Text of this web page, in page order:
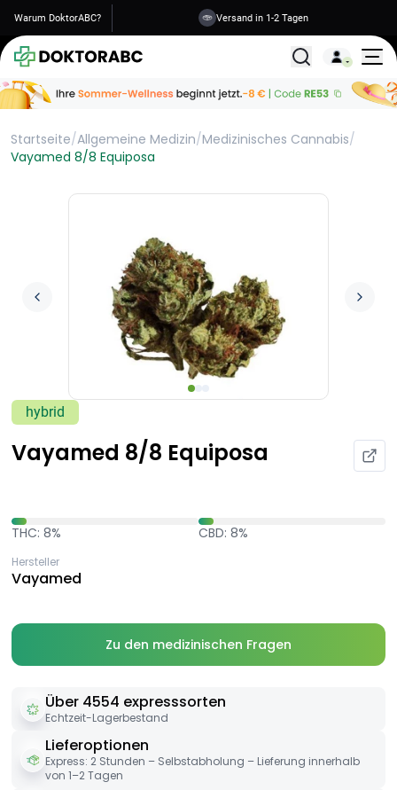
Warum DoktorABC? Versand in 1-2 Tagen
Alle
Startseite/Allgemeine Medizin/Medizinisches Cannabis/
Vayamed 8/8 Equiposa
hybrid
Vayamed 8/8 Equiposa
THC: 8% CBD: 8%
Hersteller
Vayamed
Zu den medizinischen Fragen
Über 4554 expresssorten
Echtzeit-Lagerbestand
Lieferoptionen
Express: 2 Stunden – Selbstabholung – Lieferung innerhalb
von 1–2 Tagen